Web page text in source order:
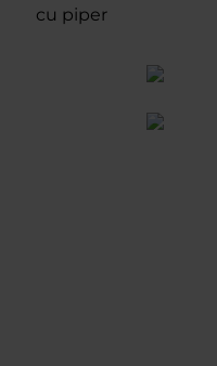
cu piper